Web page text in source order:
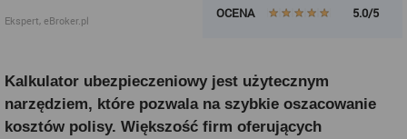
Ekspert, eBroker.pl OCENA 5.0/5
Kalkulator ubezpieczeniowy jest użytecznym
narzędziem, które pozwala na szybkie oszacowanie
kosztów polisy. Większość firm oferujących